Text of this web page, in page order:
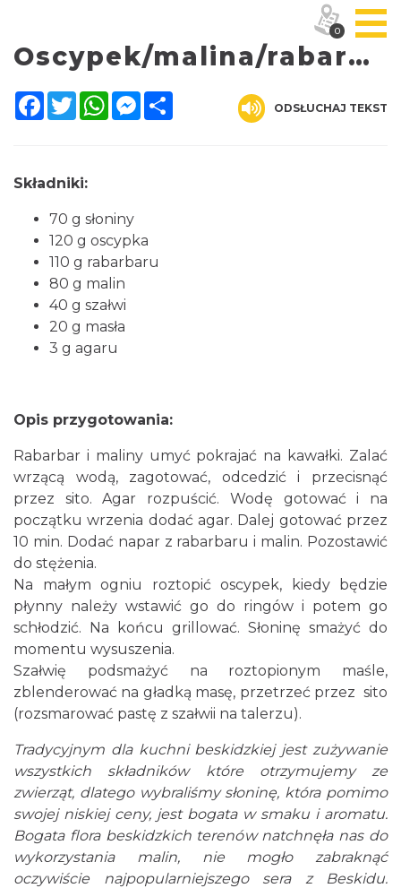
Oscypek/malina/rabarbar/słonina
Facebook
TwitterWhatsAppMessenger
ODSŁUCHAJ TEKST
Składniki:
70 g słoniny
120 g oscypka
110 g rabarbaru
80 g malin
40 g szałwi
20 g masła
3 g agaru
Opis przygotowania:
Rabarbar i maliny umyć pokrajać na kawałki. Zalać
wrzącą wodą, zagotować, odcedzić i przecisnąć
przez sito. Agar rozpuścić. Wodę gotować i na
początku wrzenia dodać agar. Dalej gotować przez
10 min. Dodać napar z rabarbaru i malin. Pozostawić
do stężenia.
Na małym ogniu roztopić oscypek, kiedy będzie
płynny należy wstawić go do ringów i potem go
schłodzić. Na końcu grillować. Słoninę smażyć do
momentu wysuszenia.
Szałwię podsmażyć na roztopionym maśle,
zblenderować na gładką masę, przetrzeć przez sito
(rozsmarować pastę z szałwii na talerzu).
Tradycyjnym dla kuchni beskidzkiej jest zużywanie
wszystkich składników które otrzymujemy ze
zwierząt, dlatego wybraliśmy słoninę, która pomimo
swojej niskiej ceny, jest bogata w smaku i aromatu.
Bogata flora beskidzkich terenów natchnęła nas do
wykorzystania malin, nie mogło zabraknąć
oczywiście najpopularniejszego sera z Beskidu.
0